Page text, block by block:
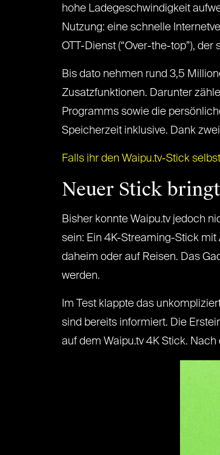
hohe Ladegeschwindigkeit
Nutzung: eine schnelle
OTT-Dienst (“Over-the-top”),
Bis dato nehmen rund 3,5
Zusatzfunktionen. Darunter
Programms sowie die
Speicherzeit inklusive. Dank
Falls ihr den Waipu.tv-Stick
Neuer Stick
Bisher konnte Waipu.tv jedoch
sein: Ein 4K-Streaming-Stick
daheim oder auf Reisen. Das
werden.
Im Test klappte das
sind bereits informiert. Die
auf dem Waipu.tv 4K Stick.